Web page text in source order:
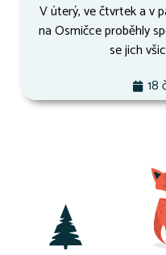
V úterý, ve čtvrtek a v
na Osmičce proběhly
se jich
18